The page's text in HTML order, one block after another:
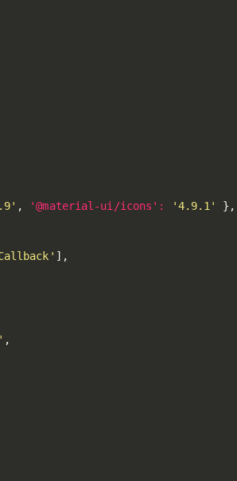
, '@material-ui/icons' : '4.9.1' } ,
] ,
,